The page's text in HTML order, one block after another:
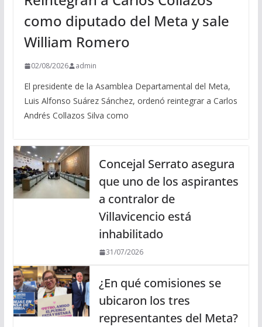
como diputado del Meta y sale
William Romero
02/08/2026 admin
El presidente de la Asamblea Departamental del Meta,
Luis Alfonso Suárez Sánchez, ordenó reintegrar a Carlos
Andrés Collazos Silva como
Concejal Serrato asegura
que uno de los aspirantes
a contralor de
Villavicencio está
inhabilitado
31/07/2026
¿En qué comisiones se
ubicaron los tres
representantes del Meta?